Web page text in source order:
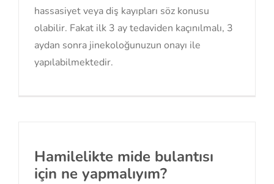
hassasiyet veya diş kayıpları söz konusu
olabilir. Fakat ilk 3 ay tedaviden kaçınılmalı, 3
aydan sonra jinekoloğunuzun onayı ile
yapılabilmektedir.
Hamilelikte mide bulantısı
için ne yapmalıyım?